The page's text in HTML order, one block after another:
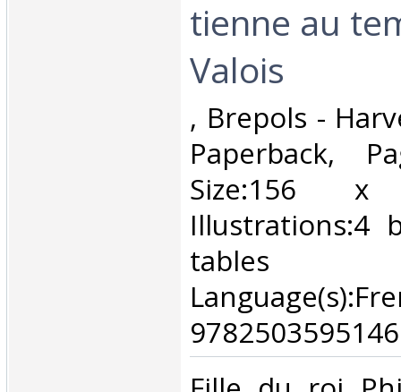
tienne au
Valois‎
‎, Brepols -
Paperback,
Size:156
Illustrations:4